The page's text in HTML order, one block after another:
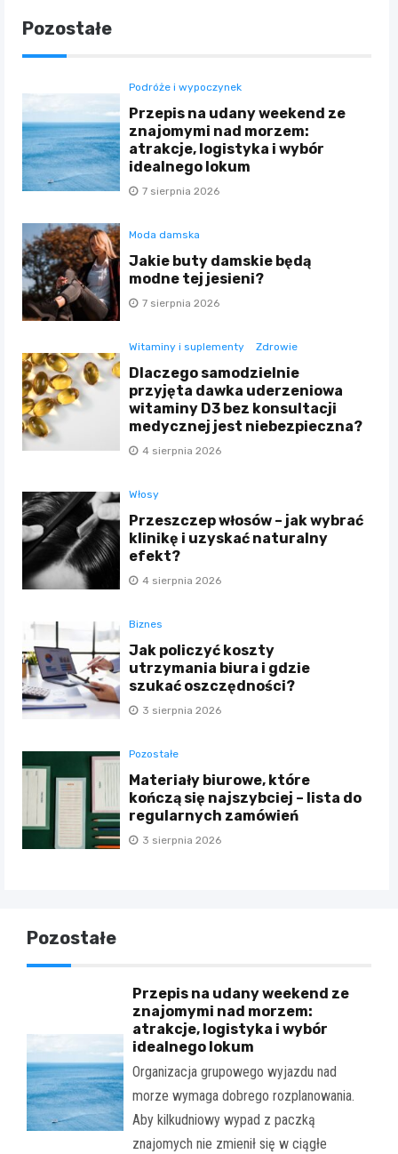
Pozostałe
Podróże i wypoczynek
Przepis na udany weekend ze
znajomymi nad morzem:
atrakcje, logistyka i wybór
idealnego lokum
7 sierpnia 2026
Moda damska
Jakie buty damskie będą
modne tej jesieni?
7 sierpnia 2026
Witaminy i suplementy Zdrowie
Dlaczego samodzielnie
przyjęta dawka uderzeniowa
witaminy D3 bez konsultacji
medycznej jest niebezpieczna?
4 sierpnia 2026
Włosy
Przeszczep włosów – jak wybrać
klinikę i uzyskać naturalny
efekt?
4 sierpnia 2026
Biznes
Jak policzyć koszty
utrzymania biura i gdzie
szukać oszczędności?
3 sierpnia 2026
Pozostałe
Materiały biurowe, które
kończą się najszybciej – lista do
regularnych zamówień
3 sierpnia 2026
Pozostałe
Przepis na udany weekend ze
znajomymi nad morzem:
atrakcje, logistyka i wybór
idealnego lokum
Organizacja grupowego wyjazdu nad
morze wymaga dobrego rozplanowania.
Aby kilkudniowy wypad z paczką
znajomych nie zmienił się w ciągłe